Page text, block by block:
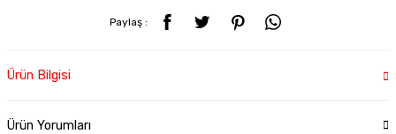
Paylaş :
Ürün Bilgisi
Ürün Yorumları